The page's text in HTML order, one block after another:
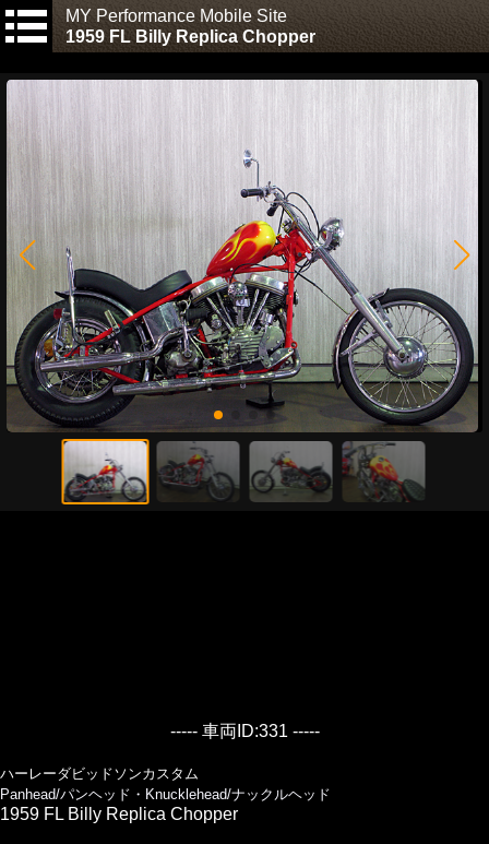
MY Performance Mobile Site
1959 FL Billy Replica Chopper
----- 車両ID:331 -----
ハーレーダビッドソンカスタム
Panhead/パンヘッド・Knucklehead/ナックルヘッド
1959 FL Billy Replica Chopper